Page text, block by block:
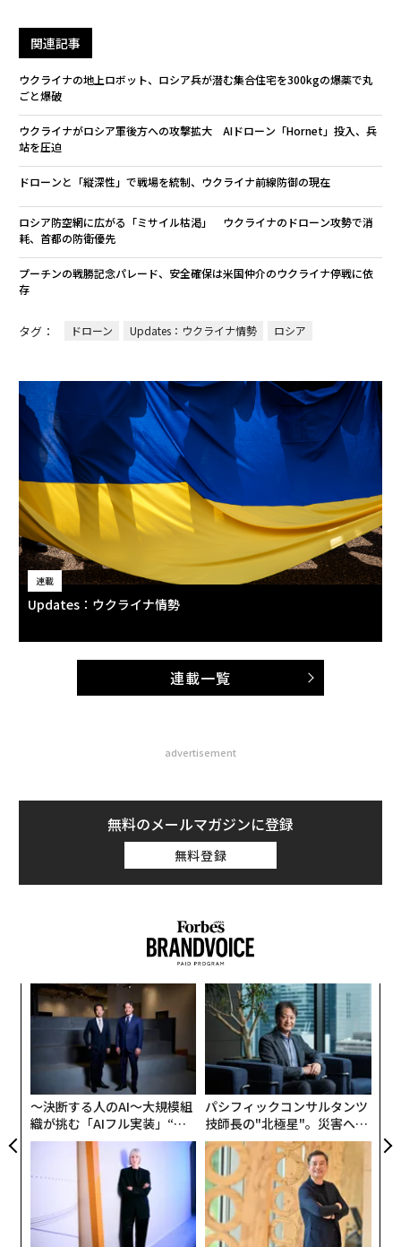
関連記事
ウクライナの地上ロボット、ロシア兵が潜む集合住宅を300kgの爆薬で丸
ごと爆破
ウクライナがロシア軍後方への攻撃拡大 AIドローン「Hornet」投入、兵
站を圧迫
ドローンと「縦深性」で戦場を統制、ウクライナ前線防御の現在
ロシア防空網に広がる「ミサイル枯渇」 ウクライナのドローン攻勢で消
耗、首都の防衛優先
プーチンの戦勝記念パレード、安全確保は米国仲介のウクライナ停戦に依
存
タグ： ドローン Updates：ウクライナ情勢 ロシア
連載
Updates：ウクライナ情勢
連載一覧
advertisement
無料のメールマガジンに登録
無料登録
〜決断する人のAI〜大規模組
織が挑む「AIフル実装」“使
う”企業から“動く”企業へ【N
TTドコモビジネス×PwC】
パシフィックコンサルタンツ
技師長の"北極星"。災害への
無力感を乗り越え見つけた、
防災一筋20年の答え